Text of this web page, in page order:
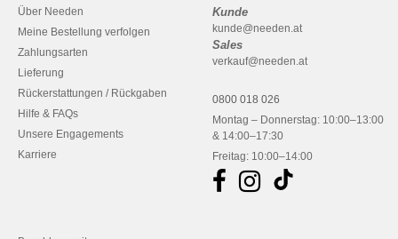
Über Needen
Meine Bestellung verfolgen
Zahlungsarten
Lieferung
Rückerstattungen / Rückgaben
Hilfe & FAQs
Unsere Engagements
Karriere
Kunde
kunde@needen.at
Sales
verkauf@needen.at
0800 018 026
Montag – Donnerstag: 10:00–13:00
& 14:00–17:30
Freitag: 10:00–14:00